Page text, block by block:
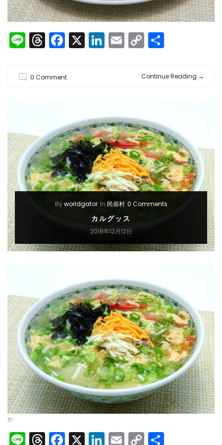
LineThreads
Facebook
X LinkedIn
Email
Copy
Link
0 Comment Continue Reading →
Byworldgator In 民俗村 0 Comments
カルグッス
2018年12月12日
か
LineThreads
Facebook
X LinkedIn
Email
Copy